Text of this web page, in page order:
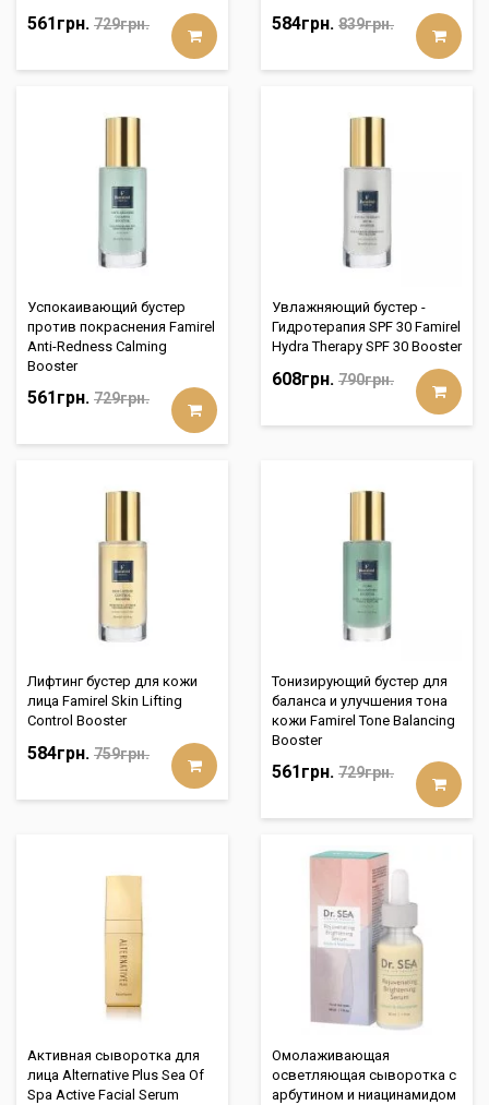
561грн. 729грн. 584грн. 839грн.
Успокаивающий бустер
против покраснения Famirel
Anti-Redness Calming
Booster
561грн. 729грн.
Увлажняющий бустер -
Гидротерапия SPF 30 Famirel
Hydra Therapy SPF 30 Booster
608грн. 790грн.
Лифтинг бустер для кожи
лица Famirel Skin Lifting
Control Booster
584грн. 759грн.
Тонизирующий бустер для
баланса и улучшения тона
кожи Famirel Tone Balancing
Booster
561грн. 729грн.
Активная сыворотка для
лица Alternative Plus Sea Of
Spa Active Facial Serum
Омолаживающая
осветляющая сыворотка с
арбутином и ниацинамидом